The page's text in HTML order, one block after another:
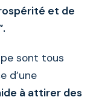
et de
sont tous
d’une
à attirer des